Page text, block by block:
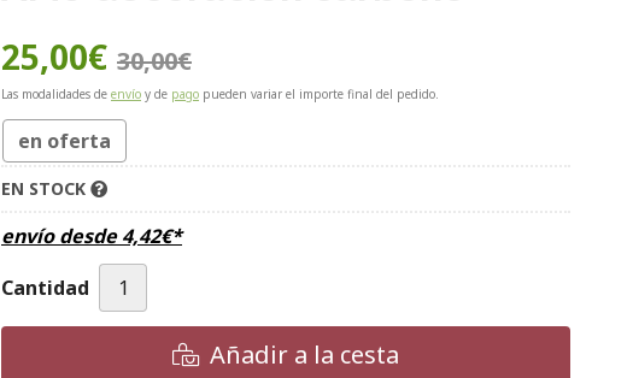
25,00€ 30,00€
Las modalidades de envío y de pago pueden variar el importe final del pedido.
en oferta
EN STOCK
envío desde4,42€*
Cantidad
Añadir a la cesta